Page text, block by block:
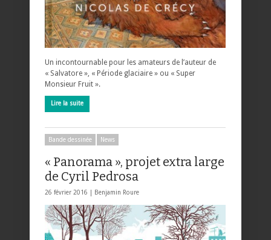
Un incontournable pour les amateurs de l’auteur de
« Salvatore », « Période glaciaire » ou « Super
Monsieur Fruit ».
Lire la suite
Bande dessinée News
« Panorama », projet extra large
de Cyril Pedrosa
26 février 2016 | Benjamin Roure